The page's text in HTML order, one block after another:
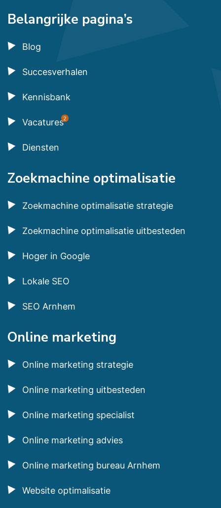
Belangrijke pagina’s
Blog
Succesverhalen
Kennisbank
Vacatures2
Diensten
Zoekmachine optimalisatie
Zoekmachine optimalisatie strategie
Zoekmachine optimalisatie uitbesteden
Hoger in Google
Lokale SEO
SEO Arnhem
Online marketing
Online marketing strategie
Online marketing uitbesteden
Online marketing specialist
Online marketing advies
Online marketing bureau Arnhem
Website optimalisatie